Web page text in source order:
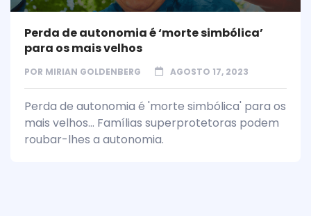
Perda de autonomia é ‘morte simbólica’
para os mais velhos
POR MIRIAN GOLDENBERG AGOSTO 17, 2023
Perda de autonomia é 'morte simbólica' para os
mais velhos... Famílias superprotetoras podem
roubar-lhes a autonomia.